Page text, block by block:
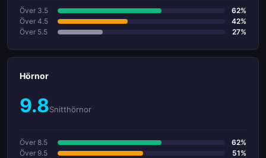
Över 3.5
62%
Över 4.5
42%
Över 5.5
27%
Hörnor
9.8Snitthörnor
Över 8.5
62%
Över 9.5
51%